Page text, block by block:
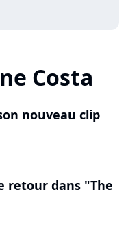
Costa
nouveau clip
retour dans "The